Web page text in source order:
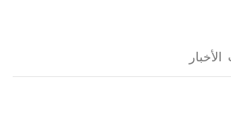
الأخبار